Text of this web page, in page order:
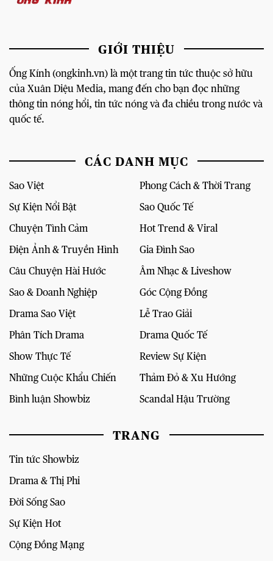
GIỚI THIỆU
Ống Kính (ongkinh.vn) là một trang tin tức thuộc sở hữu
của Xuân Diệu Media, mang đến cho bạn đọc những
thông tin nóng hổi, tin tức nóng và đa chiều trong nước và
quốc tế.
CÁC DANH MỤC
Sao Việt
Phong Cách & Thời Trang
Sự Kiện Nổi Bật
Sao Quốc Tế
Chuyện Tình Cảm
Hot Trend & Viral
Điện Ảnh & Truyền Hình
Gia Đình Sao
Câu Chuyện Hài Hước
Âm Nhạc & Liveshow
Sao & Doanh Nghiệp
Góc Cộng Đồng
Drama Sao Việt
Lễ Trao Giải
Phân Tích Drama
Drama Quốc Tế
Show Thực Tế
Review Sự Kiện
Những Cuộc Khẩu Chiến
Thảm Đỏ & Xu Hướng
Bình luận Showbiz
Scandal Hậu Trường
TRANG
Tin tức Showbiz
Drama & Thị Phi
Đời Sống Sao
Sự Kiện Hot
Cộng Đồng Mạng